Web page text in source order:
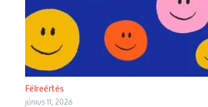
Félreértés
június 11, 2026